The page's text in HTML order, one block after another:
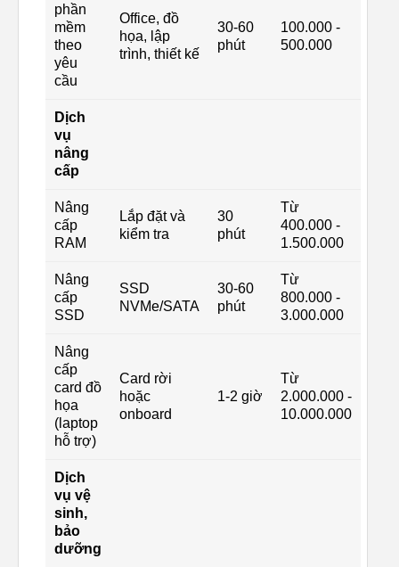
phần
mềm
theo
yêu
cầu
Office, đồ
họa, lập
trình, thiết kế
30-60
phút
100.000 -
500.000
Dịch
vụ
nâng
cấp
Nâng
cấp
RAM
Lắp đặt và
kiểm tra
30
phút
Từ
400.000 -
1.500.000
Nâng
cấp
SSD
SSD
NVMe/SATA
30-60
phút
Từ
800.000 -
3.000.000
Nâng
cấp
card đồ
họa
(laptop
hỗ trợ)
Card rời
hoặc
onboard
1-2 giờ
Từ
2.000.000 -
10.000.000
Dịch
vụ vệ
sinh,
bảo
dưỡng